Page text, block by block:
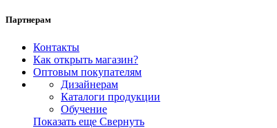
Партнерам
Контакты
Как открыть магазин?
Оптовым покупателям
Дизайнерам
Каталоги продукции
Обучение
Показать еще Свернуть